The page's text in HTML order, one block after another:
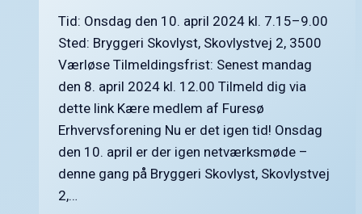
Tid: Onsdag den 10. april 2024 kl. 7.15–9.00
Sted: Bryggeri Skovlyst, Skovlystvej 2, 3500
Værløse Tilmeldingsfrist: Senest mandag
den 8. april 2024 kl. 12.00 Tilmeld dig via
dette link Kære medlem af Furesø
Erhvervsforening Nu er det igen tid! Onsdag
den 10. april er der igen netværksmøde –
denne gang på Bryggeri Skovlyst, Skovlystvej
2,…